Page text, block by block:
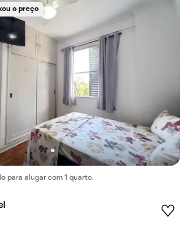
o preço
para alugar com 1 quarto.